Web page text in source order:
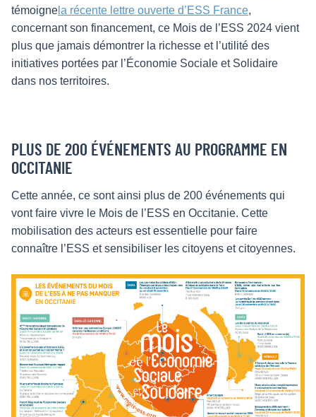
témoigne la récente lettre ouverte d’ESS France,
concernant son financement, ce Mois de l’ESS 2024 vient
plus que jamais démontrer la richesse et l’utilité des
initiatives portées par l’Économie Sociale et Solidaire
dans nos territoires.
PLUS DE 200 ÉVÉNEMENTS AU PROGRAMME EN
OCCITANIE
Cette année, ce sont ainsi plus de 200 événements qui
vont faire vivre le Mois de l’ESS en Occitanie. Cette
mobilisation des acteurs est essentielle pour faire
connaître l’ESS et sensibiliser les citoyens et citoyennes.